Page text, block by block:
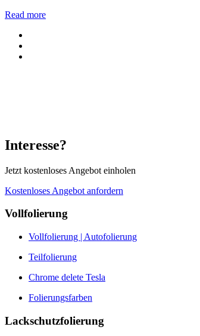
Read more
Interesse?
Jetzt kostenloses Angebot einholen
Kostenloses Angebot anfordern
Vollfolierung
Vollfolierung | Autofolierung
Teilfolierung
Chrome delete Tesla
Folierungsfarben
Lackschutzfolierung